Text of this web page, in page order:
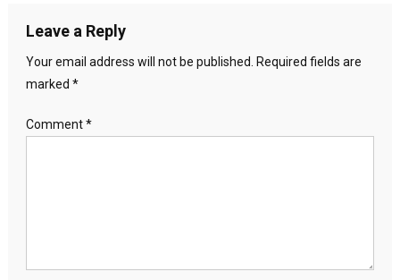
Leave a Reply
Your email address will not be published.
Required fields are
marked *
Comment*